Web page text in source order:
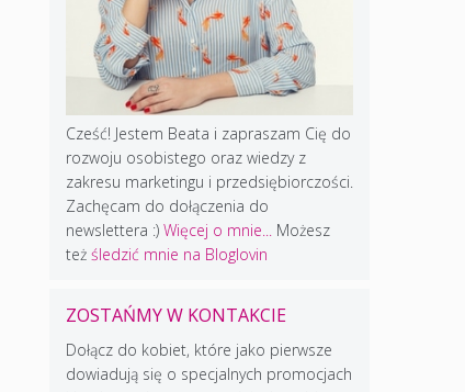
Cześć! Jestem Beata i zapraszam Cię do
rozwoju osobistego oraz wiedzy z
zakresu marketingu i przedsiębiorczości.
Zachęcam do dołączenia do
newslettera :) Więcej o mnie...
Możesz
też śledzić mnie na Bloglovin
ZOSTAŃMY W KONTAKCIE
Dołącz do kobiet, które jako pierwsze
dowiadują się o specjalnych promocjach